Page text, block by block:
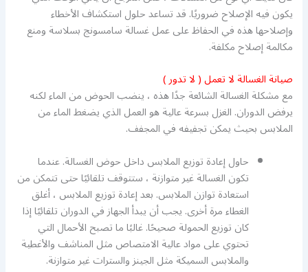
يكون فيه الإصلاح ضروريًا. قد تساعد حلول استكشاف الأخطاء
وإصلاحها هذه في الحفاظ على عمل غسالة سامسونج بسلاسة ومنع
مكالمة إصلاح مكلفة.
صيانة الغسالة لا تعمل ( لا تدور )
مع مشكلة الغسالة الشائعة جدًا هذه ، ينضب الحوض من الماء لكنه
يرفض الدوران. الغزل بسرعة عالية هو العمل الذي يضغط الماء من
الملابس بحيث يمكن تجفيفه في المجفف.
حاول إعادة توزيع الملابس داخل حوض الغسالة. عندما
تكون الغسالة غير متوازنة ، ستتوقف تلقائيًا حتى تتمكن من
استعادة توازن الملابس. بعد إعادة توزيع الملابس ، أغلق
الغطاء مرة أخرى. يجب أن يبدأ الجهاز في الدوران تلقائيًا إذا
كان توزيع الحمولة صحيحًا. غالبًا ما تصبح الأحمال التي
تحتوي على مواد عالية الامتصاص مثل المناشف والأغطية
والملابس السميكة مثل الجينز والسترات غير متوازنة.